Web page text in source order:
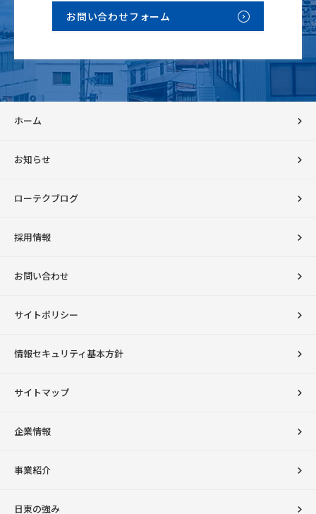
お問い合わせフォーム
ホーム
お知らせ
ローテクブログ
採用情報
お問い合わせ
サイトポリシー
情報セキュリティ基本方針
サイトマップ
企業情報
事業紹介
日東の強み